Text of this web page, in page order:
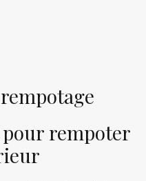
rempoter